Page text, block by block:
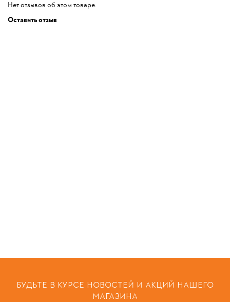
Нет отзывов об этом товаре.
Оставить отзыв
БУДЬТЕ В КУРСЕ НОВОСТЕЙ И АКЦИЙ НАШЕГО
МАГАЗИНА